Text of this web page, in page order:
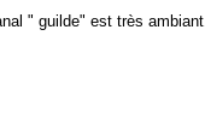
" guilde" est très ambiant.